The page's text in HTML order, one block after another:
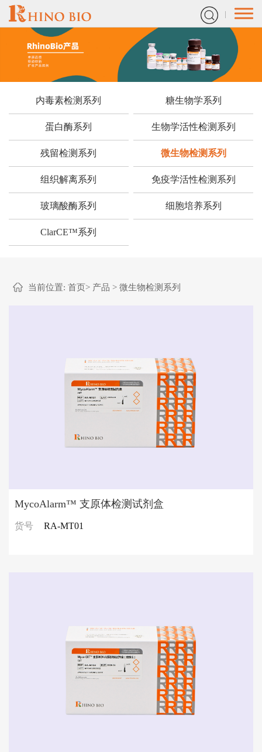
内毒素检测系列 糖生物学系列
蛋白酶系列 生物学活性检测系列
残留检测系列 微生物检测系列
组织解离系列 免疫学活性检测系列
玻璃酸酶系列 细胞培养系列
ClarCE™系列
当前位置: 首页> 产品 > 微生物检测系列
MycoAlarm™ 支原体检测试剂盒
货号 RA-MT01